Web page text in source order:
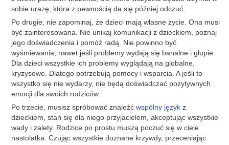
sobie urazę, która z pewnością da się później odczuć.
Po drugie, nie zapominaj, że dzieci mają własne życie. Ona musi
być zainteresowana. Nie unikaj komunikacji z dzieckiem, poznaj
jego doświadczenia i pomóż radą. Nie powinno być
wyśmiewania, nawet jeśli problemy wydają się banalne i głupie.
Dla dzieci wszystkie ich problemy wyglądają na globalne,
kryzysowe. Dlatego potrzebują pomocy i wsparcia. A jeśli to
wszystko się nie wydarzy, nie będą doświadczać pozytywnych
emocji dla swoich rodziców.
Po trzecie, musisz spróbować znaleźć wspólny język z
dzieckiem, stań się dla niego przyjacielem, akceptując wszystkie
wady i zalety. Rodzice po prostu muszą poczuć się w ciele
nastolatka. Czując wszystkie doznane krzywdy, przeceniając